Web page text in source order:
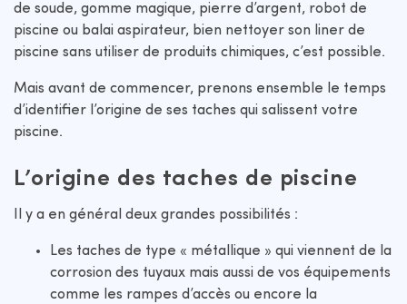
de soude, gomme magique, pierre d’argent, robot de
piscine ou balai aspirateur, bien nettoyer son liner de
piscine sans utiliser de produits chimiques, c’est possible.
Mais avant de commencer, prenons ensemble le temps
d’identifier l’origine de ses taches qui salissent votre
piscine.
L’origine des taches de piscine
Il y a en général deux grandes possibilités :
Les taches de type « métallique » qui viennent de la
corrosion des tuyaux mais aussi de vos équipements
comme les rampes d’accès ou encore la